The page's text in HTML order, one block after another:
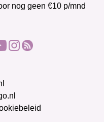
nog geen €10 p/mnd